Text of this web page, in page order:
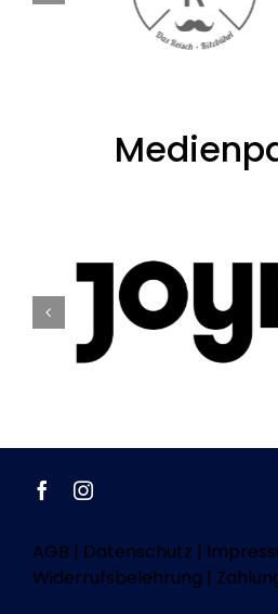
AGB | Datenschutz |
Widerrufsbelehrung |